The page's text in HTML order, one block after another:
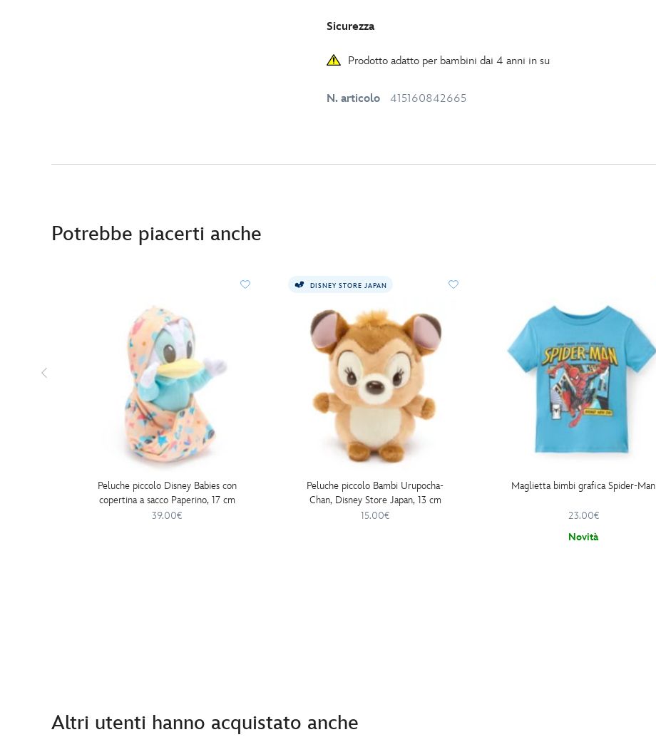
Sicurezza
Prodotto adatto per bambini dai 4 anni in su
N. articolo 415160842665
Potrebbe piacerti anche
Peluche piccolo Disney Babies con
copertina a sacco Paperino, 17 cm
39.00€
DISNEY STORE JAPAN
Peluche piccolo Bambi Urupocha-
Chan, Disney Store Japan, 13 cm
15.00€
Maglietta bimbi grafica Spider-Man
23.00€
Novità
Altri utenti hanno acquistato anche